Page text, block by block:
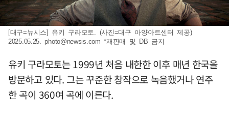
[대구=뉴시스] 유키 구라모토. (사진=대구 아양아트센터 제공)
2025.05.25.photo@newsis.com *재판매 및 DB 금지
유키 구라모토는 1999년 처음 내한한 이후 매년 한국을
방문하고 있다. 그는 꾸준한 창작으로 녹음했거나 연주
한 곡이 360여 곡에 이른다.